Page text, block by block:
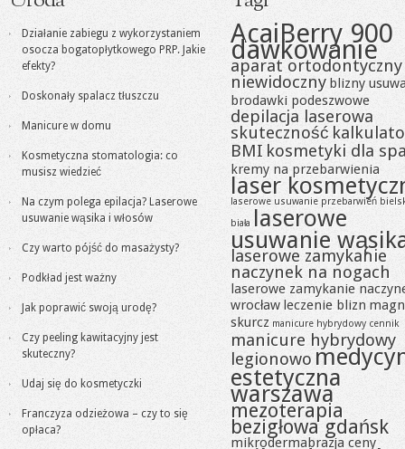
Działanie zabiegu z wykorzystaniem
osocza bogatopłytkowego PRP. Jakie
efekty?
Doskonały spalacz tłuszczu
Manicure w domu
Kosmetyczna stomatologia: co
musisz wiedzieć
Na czym polega epilacja? Laserowe
usuwanie wąsika i włosów
Czy warto pójść do masażysty?
Podkład jest ważny
Jak poprawić swoją urodę?
Czy peeling kawitacyjny jest
skuteczny?
Udaj się do kosmetyczki
Franczyza odzieżowa – czy to się
opłaca?
AcaiBerry 900
dawkowanie
aparat ortodontyczny
niewidoczny blizny
brodawki podeszwowe
depilacja laserowa
skuteczność
BMI kosmetyki dla
kremy na przebarwienia
laser
laserowe usuwanie przebarwień
biała laserowe
usuwanie
laserowe zamykanie
naczynek na nogach
laserowe zamykanie
wrocław leczenie blizn
skurcz manicure hybrydowy cennik
manicure hybrydowy
legionowo
estetyczna
warszawa
mezoterapia
bezigłowa gdańsk
mikrodermabrazja ceny